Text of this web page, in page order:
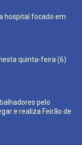
hospital focado em
quinta-feira (6)
pelo
e realiza Feirão de